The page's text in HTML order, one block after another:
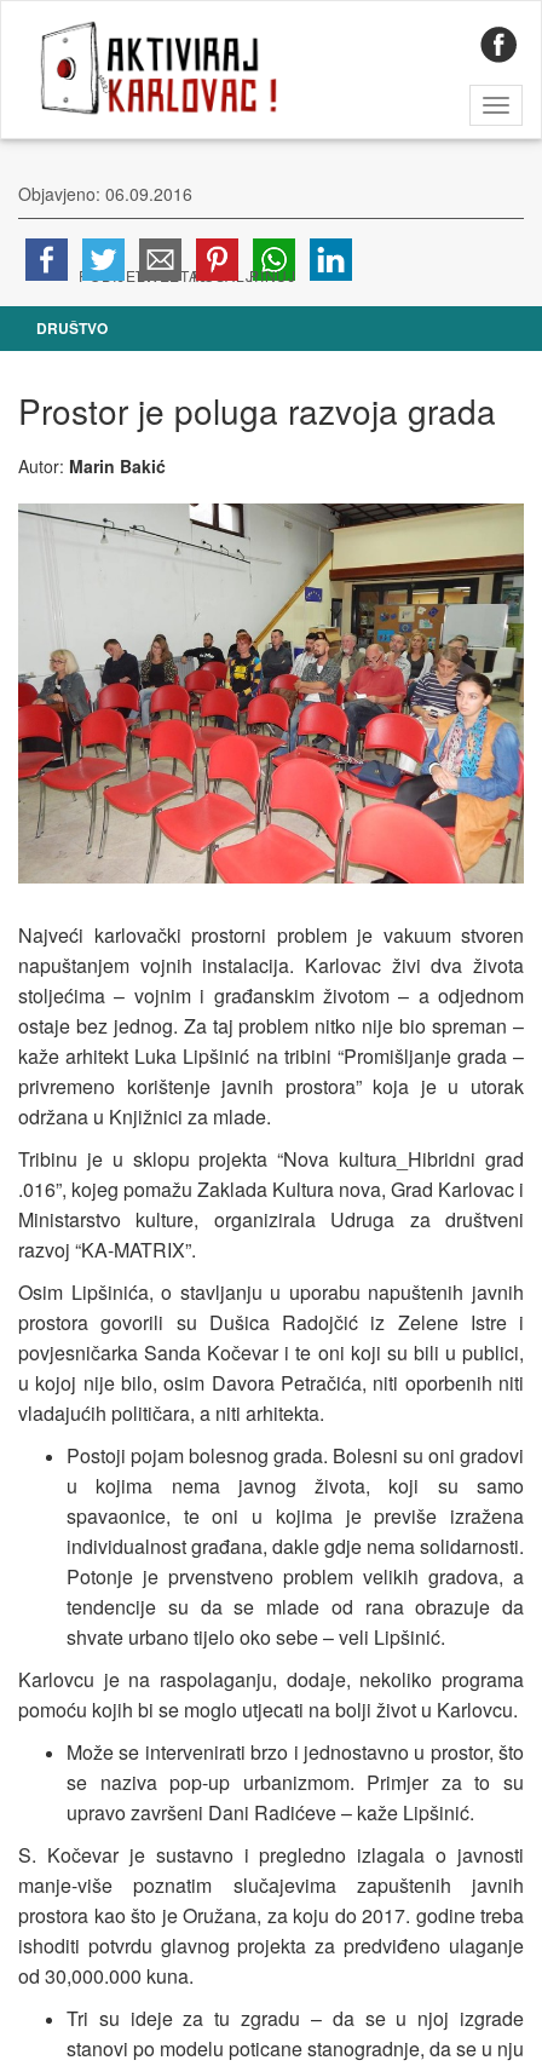
Objavjeno: 06.09.2016
DRUŠTVO
Prostor je poluga razvoja grada
Autor: Marin Bakić
Najveći karlovački prostorni problem je vakuum stvoren
napuštanjem vojnih instalacija. Karlovac živi dva života
stoljećima – vojnim i građanskim životom – a odjednom
ostaje bez jednog. Za taj problem nitko nije bio spreman –
kaže arhitekt Luka Lipšinić na tribini “Promišljanje grada –
privremeno korištenje javnih prostora” koja je u utorak
održana u Knjižnici za mlade.
Tribinu je u sklopu projekta “Nova kultura_Hibridni grad
.016”, kojeg pomažu Zaklada Kultura nova, Grad Karlovac i
Ministarstvo kulture, organizirala Udruga za društveni
razvoj “KA-MATRIX”.
Osim Lipšinića, o stavljanju u uporabu napuštenih javnih
prostora govorili su Dušica Radojčić iz Zelene Istre i
povjesničarka Sanda Kočevar i te oni koji su bili u publici,
u kojoj nije bilo, osim Davora Petračića, niti oporbenih niti
vladajućih političara, a niti arhitekta.
Postoji pojam bolesnog grada. Bolesni su oni gradovi
u kojima nema javnog života, koji su samo
spavaonice, te oni u kojima je previše izražena
individualnost građana, dakle gdje nema solidarnosti.
Potonje je prvenstveno problem velikih gradova, a
tendencije su da se mlade od rana obrazuje da
shvate urbano tijelo oko sebe – veli Lipšinić.
Karlovcu je na raspolaganju, dodaje, nekoliko programa
pomoću kojih bi se moglo utjecati na bolji život u Karlovcu.
Može se intervenirati brzo i jednostavno u prostor, što
se naziva pop-up urbanizmom. Primjer za to su
upravo završeni Dani Radićeve – kaže Lipšinić.
S. Kočevar je sustavno i pregledno izlagala o javnosti
manje-više poznatim slučajevima zapuštenih javnih
prostora kao što je Oružana, za koju do 2017. godine treba
ishoditi potvrdu glavnog projekta za predviđeno ulaganje
od 30,000.000 kuna.
Tri su ideje za tu zgradu – da se u njoj izgrade
stanovi po modelu poticane stanogradnje, da se u nju